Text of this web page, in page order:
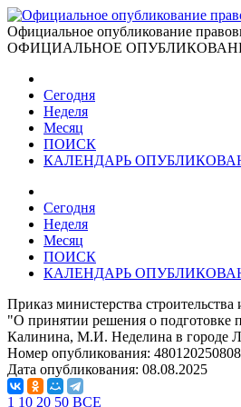
Официальное опубликование
ОФИЦИАЛЬНОЕ
Сегодня
Неделя
Месяц
ПОИСК
КАЛЕНДАРЬ
Сегодня
Неделя
Месяц
ПОИСК
КАЛЕНДАРЬ
Приказ министерства
"О принятии решения о подготовке
Калинина, М.И. Неделина в городе
Номер опубликования:
Дата опубликования: 08.08.2025
1 10 20 50 ВСЕ